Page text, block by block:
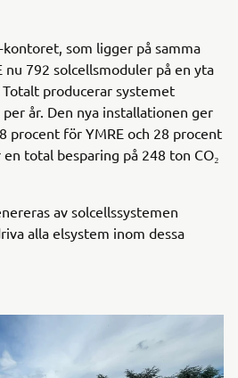
som ligger på samma
nu 792 solcellsmoduler på en yta
producerar systemet
år. Den nya installationen ger
procent för YMRE och 28 procent
total besparing på 248 ton CO₂
av solcellssystemen
alla elsystem inom dessa